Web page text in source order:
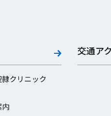
クリニック
内
交通ア